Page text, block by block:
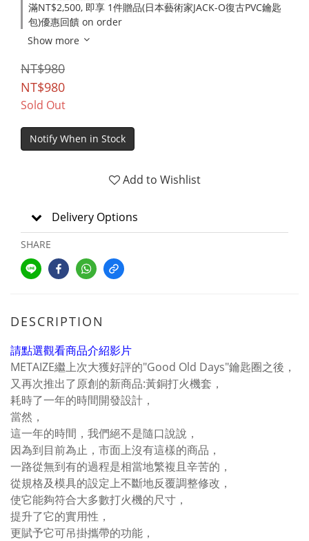
滿NT$2,500, 即享 1件贈品(日本藝術家JACK-O復古PVC鑰匙
包)優惠回饋 on order
Show more
NT$980
NT$980
Sold Out
Notify When in Stock
Add to Wishlist
Delivery Options
SHARE
DESCRIPTION
請點選觀看商品介紹影片
METAIZE繼上次大獲好評的"Good Old Days"鑰匙圈之後，
又再次推出了原創的新商品:黃銅打火機套，
耗時了一年的時間開發設計，
當然，
這一年的時間，我們絕不是隨口說說，
因為到目前為止，市面上沒有這樣的商品，
一路從無到有的過程是相當地繁複且辛苦的，
從規格及模具的設定上不斷地反覆調整修改，
使它能夠符合大多數打火機的尺寸，
提升了它的實用性，
更賦予它可吊掛攜帶的功能，